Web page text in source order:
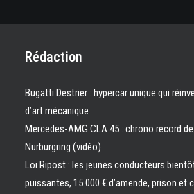
Rédaction
Bugatti Destrier : hypercar unique qui
d’art mécanique
Mercedes-AMG CLA 45 : chrono record de
Nürburgring (vidéo)
Loi Ripost : les jeunes conducteurs
puissantes, 15 000 € d’amende, prison et